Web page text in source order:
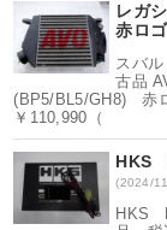
レガ
赤ロ
スバ
古品
(BP5/BL5/GH8) 赤
￥110,990（
HKS
(2024/
HKS